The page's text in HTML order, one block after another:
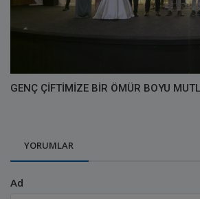
GENÇ ÇİFTİMİZE BİR ÖMÜR BOYU
YORUMLAR
Ad